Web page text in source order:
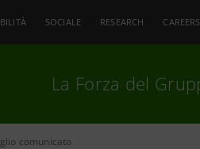
SOCIALE RESEARCH CAREERS
La Forza del
comunicato